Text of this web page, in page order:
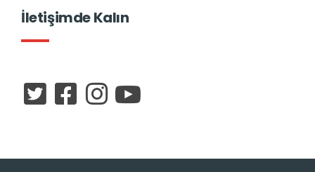
İletişimde Kalın